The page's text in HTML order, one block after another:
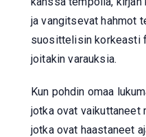
ja vangitsevat hahmot
suosittelisin korkeasti
joitakin varauksia.
Kun pohdin omaa
jotka ovat vaikuttaneet
jotka ovat haastaneet